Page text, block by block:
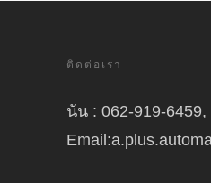
ติดต่อเรา
นัน : 062-919-6459,